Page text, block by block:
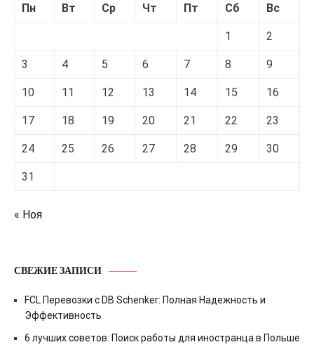
Пн Вт Ср Чт Пт Сб Вс
1 2
3 4 5 6 7 8 9
10 11 12 13 14 15 16
17 18 19 20 21 22 23
24 25 26 27 28 29 30
31
« Ноя
СВЕЖИЕ ЗАПИСИ
FCL Перевозки с DB Schenker: Полная Надежность и
Эффективность
6 лучших советов: Поиск работы для иностранца в Польше